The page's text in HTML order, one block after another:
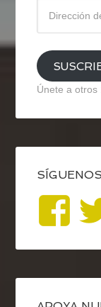
email
Únete a otros
SÍGUENOS